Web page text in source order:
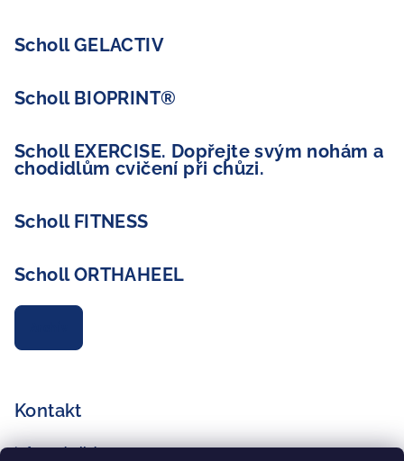
Scholl GELACTIV
Scholl BIOPRINT®
Scholl EXERCISE. Dopřejte svým nohám a
chodidlům cvičení při chůzi.
Scholl FITNESS
Scholl ORTHAHEEL
Kontakt
info@schollshop.cz